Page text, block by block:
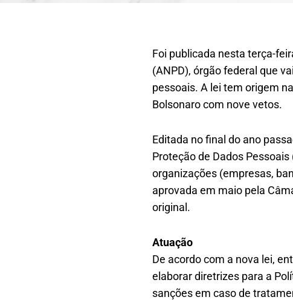
Foi publicada nesta terça-
(ANPD), órgão federal que
pessoais. A lei tem origem
Bolsonaro com nove vetos.
Editada no final do ano
Proteção de Dados
organizações (empresas,
aprovada em maio pela
original.
Atuação
De acordo com a nova lei,
elaborar diretrizes para a
sanções em caso de